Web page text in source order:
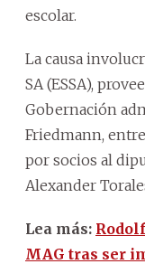
escolar.
La causa
SA (ESSA),
Gobernación
Friedmann,
por socios al
Alexander
Lea más:
MAG tras ser